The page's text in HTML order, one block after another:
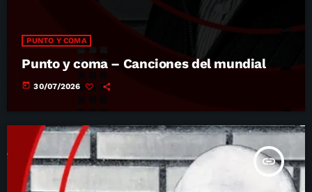
PUNTO Y COMA
Punto y coma – Canciones del mundial
today 30/07/2026
insert_link